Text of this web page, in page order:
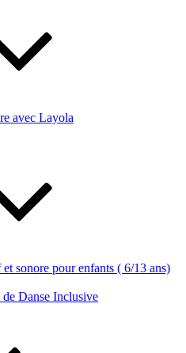
avec Layola
sonore pour enfants ( 6/13 ans)
Danse Inclusive